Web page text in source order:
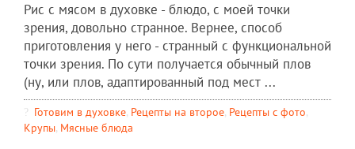
Рис с мясом в духовке - блюдо, с моей точки
зрения, довольно странное. Вернее, способ
приготовления у него - странный с функциональной
точки зрения. По сути получается обычный плов
(ну, или плов, адаптированный под мест ...
Готовим в духовке, Рецепты на второе, Рецепты c фото,
Крупы, Мясные блюда